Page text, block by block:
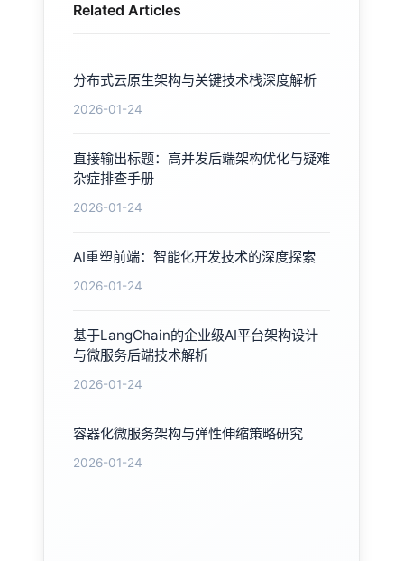
Related Articles
分布式云原生架构与关键技术栈深度解析
2026-01-24
直接输出标题：高并发后端架构优化与疑难
杂症排查手册
2026-01-24
AI重塑前端：智能化开发技术的深度探索
2026-01-24
基于LangChain的企业级AI平台架构设计
与微服务后端技术解析
2026-01-24
容器化微服务架构与弹性伸缩策略研究
2026-01-24